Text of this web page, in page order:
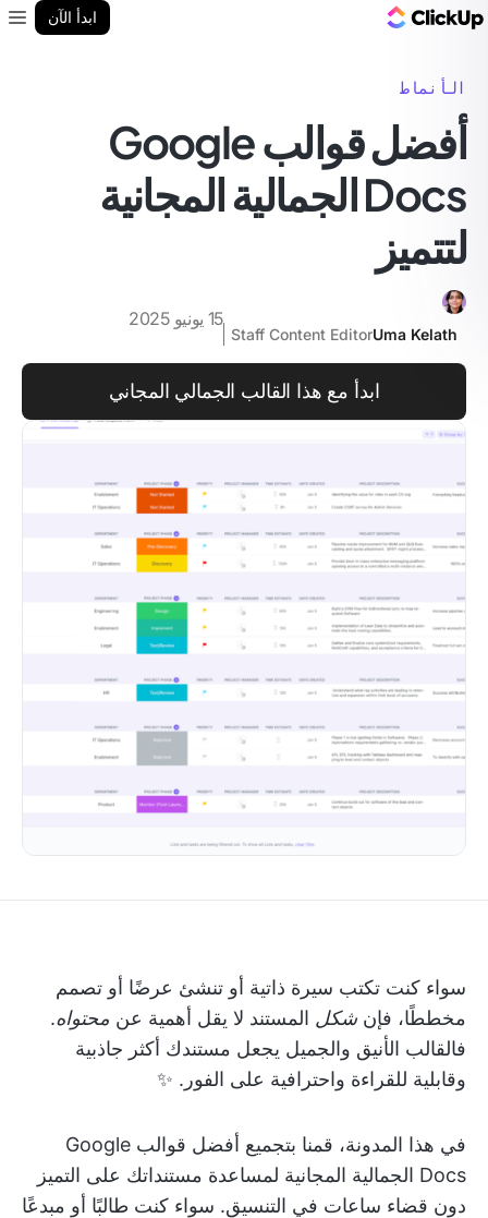
ابدأ الآن
الأنماط
أفضل قوالب Google
Docs الجمالية المجانية
لتتميز
Uma Kelath
Staff Content Editor
15 يونيو 2025
ابدأ مع هذا القالب الجمالي المجاني
سواء كنت تكتب سيرة ذاتية أو تنشئ عرضًا أو تصمم
مخططًا، فإن شكل المستند لا يقل أهمية عن محتواه.
فالقالب الأنيق والجميل يجعل مستندك أكثر جاذبية
وقابلية للقراءة واحترافية على الفور. ✨
في هذا المدونة، قمنا بتجميع أفضل قوالب Google
Docs الجمالية المجانية لمساعدة مستنداتك على التميز
دون قضاء ساعات في التنسيق. سواء كنت طالبًا أو مبدعًا